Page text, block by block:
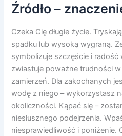
Źródło –
Czeka Cię długie życie.
spadku lub wysoką wygraną.
symbolizuje szczęście i
zwiastuje poważne trudności
zamierzeń. Dla zakochanych
wodę z niego – wykorzystasz
okoliczności. Kąpać się –
niesłusznego podejrzenia.
niesprawiedliwość i poniżenie.